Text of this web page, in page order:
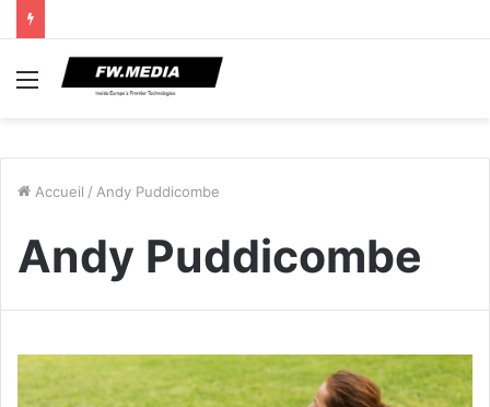
Menu
Accueil / Andy Puddicombe
Andy Puddicombe